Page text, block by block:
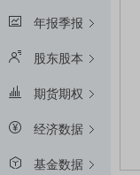
年报季报
股东股本
期货期权
经济数据
基金数据